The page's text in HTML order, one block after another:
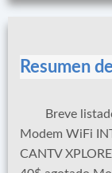
Resumen
Breve
Modem WiFi
CANTV